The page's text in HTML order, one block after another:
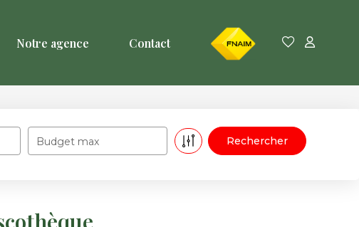
Notre agence Contact
Budget max